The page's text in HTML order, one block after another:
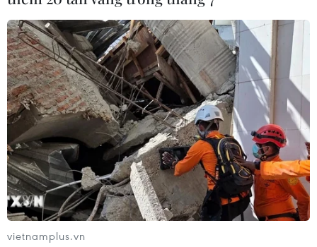
vietnamplus.vn